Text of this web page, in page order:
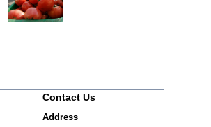
Contact Us
Address